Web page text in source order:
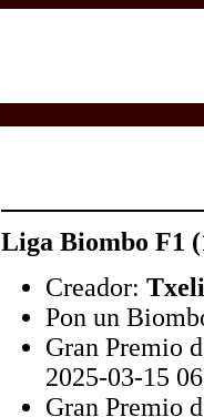
Liga Biombo F1
Creador:
Pon un
Gran Premio
2025-03-15
Gran Premio